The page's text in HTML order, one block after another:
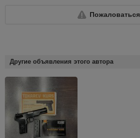
Пожаловаться
Другие объявления этого автора